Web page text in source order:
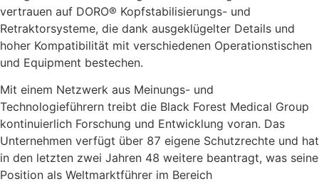
vertrauen auf DORO® Kopfstabilisierungs- und
Retraktorsysteme, die dank ausgeklügelter Details und
hoher Kompatibilität mit verschiedenen Operationstischen
und Equipment bestechen.
Mit einem Netzwerk aus Meinungs- und
Technologieführern treibt die Black Forest Medical Group
kontinuierlich Forschung und Entwicklung voran. Das
Unternehmen verfügt über 87 eigene Schutzrechte und hat
in den letzten zwei Jahren 48 weitere beantragt, was seine
Position als Weltmarktführer im Bereich